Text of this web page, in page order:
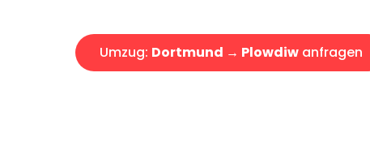
Umzug: Dortmund → Plowdiwanfragen